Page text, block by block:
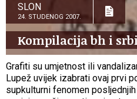
SLON
24. STUDENOG 2007.
Kompilacija bh i
Grafiti su umjetnost ili
Lupež uvijek izabrati ovaj prvi
supkulturni fenomen